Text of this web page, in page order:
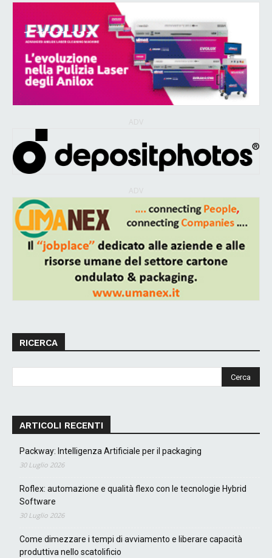
RICERCA
ARTICOLI RECENTI
Packway: Intelligenza Artificiale per il packaging
30 Luglio 2026
Roflex: automazione e qualità flexo con le tecnologie Hybrid
Software
30 Luglio 2026
Come dimezzare i tempi di avviamento e liberare capacità
produttiva nello scatolificio